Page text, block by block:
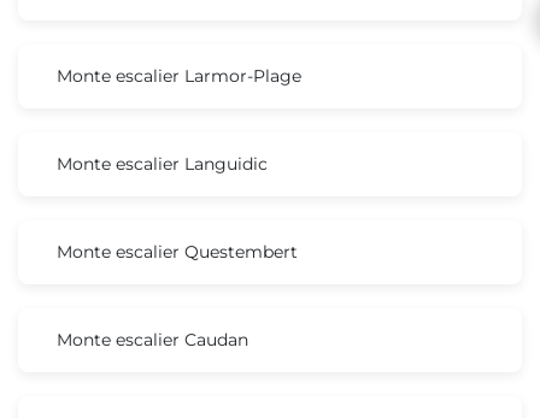
Monte escalier Larmor-Plage
Monte escalier Languidic
Monte escalier Questembert
Monte escalier Caudan